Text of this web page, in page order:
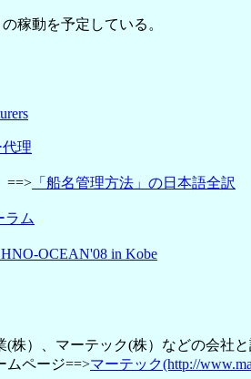
稼動を予定している。
理
==> 「船名管理方法」の日本語全訳
ラム
OCEAN'08 in Kobe
）、マーテック(株）などの会社と
ムページ==>マーテック(http://